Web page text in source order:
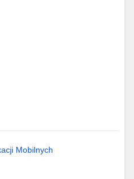
Mobilnych